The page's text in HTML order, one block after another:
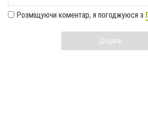
Розміщуючи коментар, я погоджуюся з
Додати